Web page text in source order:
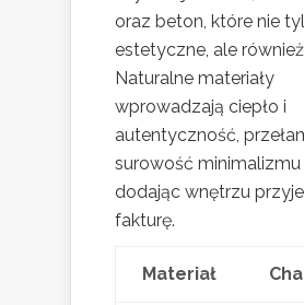
oraz beton, które nie
estetyczne, ale również
Naturalne materiały
wprowadzają ciepło i
autentyczność,
surowość minimalizmu
dodając wnętrzu
fakturę.
Materiał